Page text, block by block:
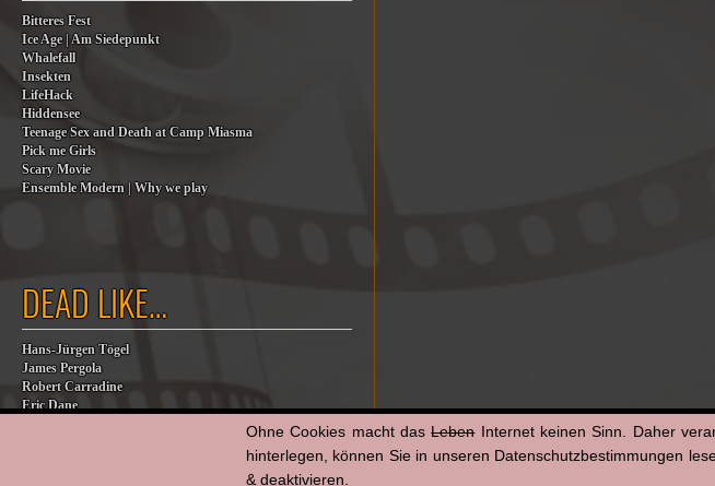
Bitteres Fest
Ice Age | Am Siedepunkt
Whalefall
Insekten
LifeHack
Hiddensee
Teenage Sex and Death at Camp Miasma
Pick me Girls
Scary Movie
Ensemble Modern | Why we play
DEAD LIKE…
Hans-Jürgen Tögel
James Pergola
Robert Carradine
Eric Dane
Ohne Cookies macht dasLebenInternet keinen Sinn. Daher
hinterlegen, können Sie in unseren Datenschutzbestimmungen
& deaktivieren.